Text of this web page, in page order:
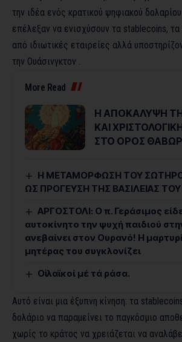
την ιδέα ενός κρατικού ψηφιακού
επέλεξαν να ενισχύσουν τα stablecoins, τα
από ιδιωτικές εταιρείες αλλά
την Ουάσινγκτον .
More Read
Η ΑΠΟΚΑΛΥΨΗ
ΚΑΙ
ΣΤΟ ΟΡΟΣ ΘΑΒΩΡ
Η ΜΕΤΑΜΟΡΦΩΣΗ ΤΟΥ
ΩΣ ΠΡΟΓΕΥΣΗ ΤΗΣ ΒΑΣΙΛΕΙΑΣ
ΑΡΓΟΣΤΟΛΙ: Ο π. Γεράσιμος
αυτοκίνητο την ψυχή παιδιού
ανεβαίνει στον Ουρανό! Η
μητέρας του συγκλονίζει
Οἱ λαϊκοί μέ τά ράσα.
Αυτό είναι μια έξυπνη κίνηση: τα
δολάριο να παραμείνει το παγκόσμιο
χωρίς το κράτος να χρειάζεται να